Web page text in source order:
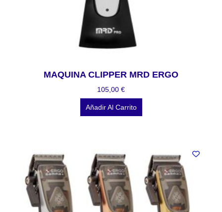
MAQUINA CLIPPER MRD ERGO
105,00 €
Añadir Al Carrito